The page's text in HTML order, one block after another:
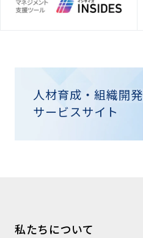
人材育成・組織開発
サービスサイト
私たちについて